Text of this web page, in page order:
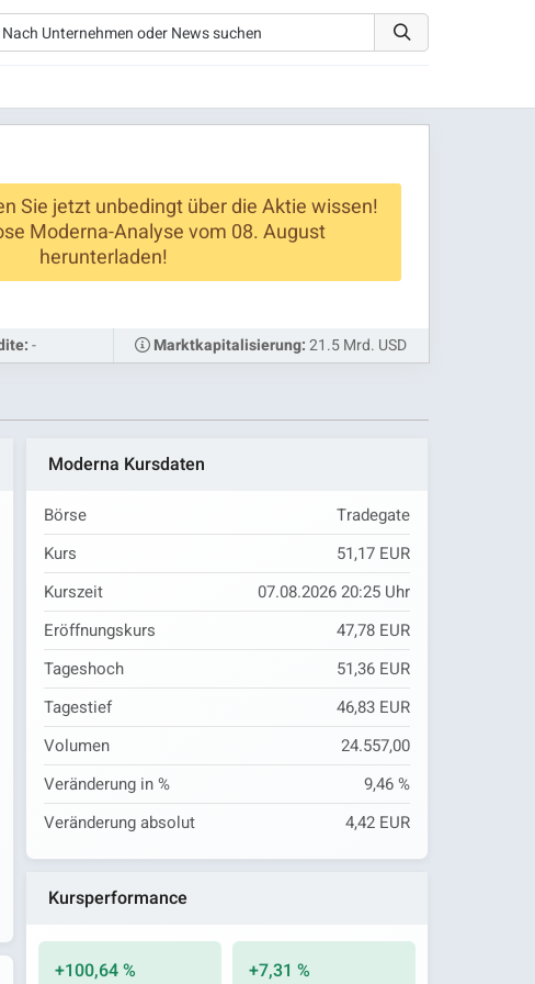
Sie jetzt unbedingt über die Aktie wissen!
Moderna-Analyse vom 08. August
herunterladen!
- Marktkapitalisierung:21.5 Mrd. USD
Moderna Kursdaten
Börse
Tradegate
Kurs
51,17 EUR
Kurszeit
07.08.2026 20:25 Uhr
Eröffnungskurs
47,78 EUR
Tageshoch
51,36 EUR
Tagestief
46,83 EUR
Volumen
24.557,00
Veränderung in %
9,46 %
Veränderung absolut
4,42 EUR
Kursperformance
+100,64 % +7,31 %